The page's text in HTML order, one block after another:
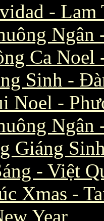
- Lam
Ngân
Ca Noel
Sinh -
Noel -
Ngân
Giáng
- Việt
Xmas -
Year